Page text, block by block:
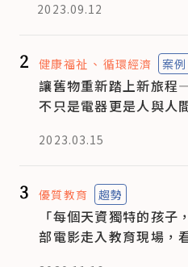
2023.09.12
2 健康福祉 循環經濟 案例
讓舊物重新踏上新旅
不只是電器更是人與人
2023.03.15
3 優質教育 趨勢
「每個天資獨特的孩
部電影走入教育現場，